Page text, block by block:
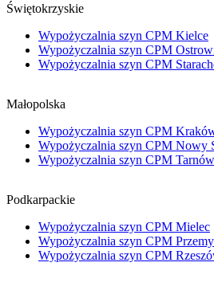
Świętokrzyskie
Wypożyczalnia szyn CPM Kielce
Wypożyczalnia szyn CPM
Wypożyczalnia szyn CPM
Małopolska
Wypożyczalnia szyn CPM
Wypożyczalnia szyn CPM Nowy
Wypożyczalnia szyn CPM Tarnów
Podkarpackie
Wypożyczalnia szyn CPM Mielec
Wypożyczalnia szyn CPM
Wypożyczalnia szyn CPM